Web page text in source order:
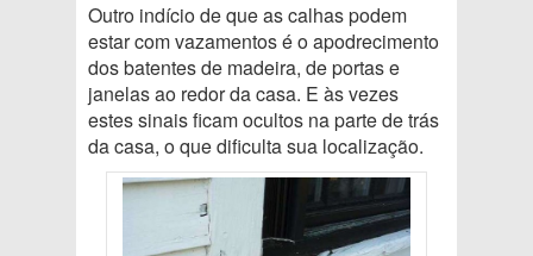
Outro indício de que as calhas podem
estar com vazamentos é o apodrecimento
dos batentes de madeira, de portas e
janelas ao redor da casa. E às vezes
estes sinais ficam ocultos na parte de trás
da casa, o que dificulta sua localização.